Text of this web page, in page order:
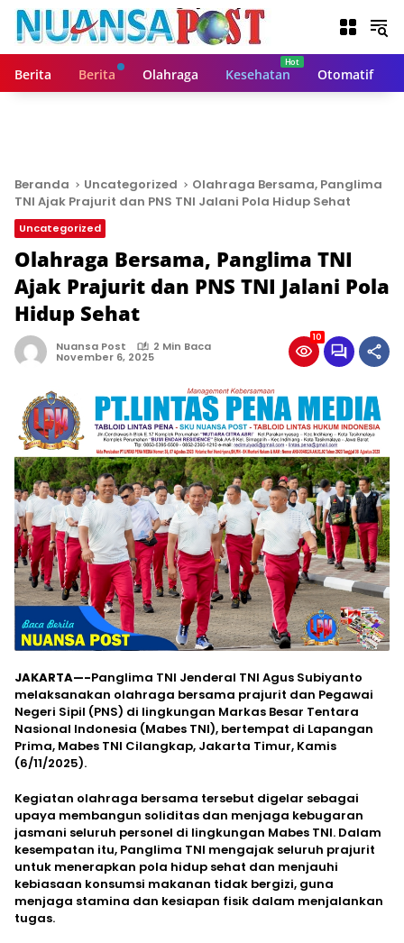
Berita Berita Olahraga Kesehatan Otomatif
Beranda Uncategorized
Olahraga Bersama, Panglima
TNI Ajak Prajurit dan PNS TNI Jalani Pola Hidup Sehat
Uncategorized
Olahraga Bersama, Panglima TNI
Ajak Prajurit dan PNS TNI Jalani Pola
Hidup Sehat
Nuansa Post 2 Min Baca
November 6, 2025
10
JAKARTA—-Panglima TNI Jenderal TNI Agus Subiyanto
melaksanakan olahraga bersama prajurit dan Pegawai
Negeri Sipil (PNS) di lingkungan Markas Besar Tentara
Nasional Indonesia (Mabes TNI), bertempat di Lapangan
Prima, Mabes TNI Cilangkap, Jakarta Timur, Kamis
(6/11/2025).
Kegiatan olahraga bersama tersebut digelar sebagai
upaya membangun soliditas dan menjaga kebugaran
jasmani seluruh personel di lingkungan Mabes TNI. Dalam
kesempatan itu, Panglima TNI mengajak seluruh prajurit
untuk menerapkan pola hidup sehat dan menjauhi
kebiasaan konsumsi makanan tidak bergizi, guna
menjaga stamina dan kesiapan fisik dalam menjalankan
tugas.